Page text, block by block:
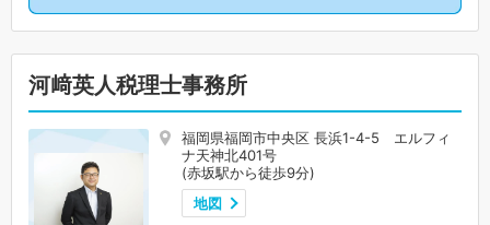
河﨑英人税理士事務所
福岡県福岡市中央区 長浜1-4-5 エルフィ
ナ天神北401号
(赤坂駅から徒歩9分)
地図